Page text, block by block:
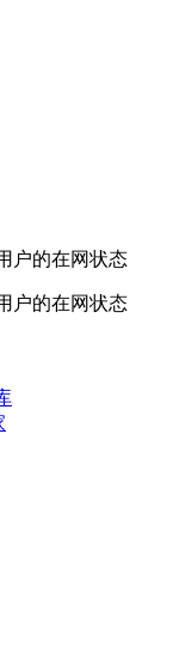
户的在网状态
户的在网状态